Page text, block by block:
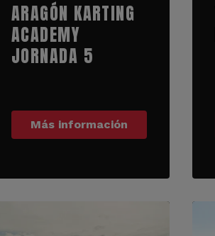
ARAGÓN KARTING
ACADEMY
JORNADA 5
Más información